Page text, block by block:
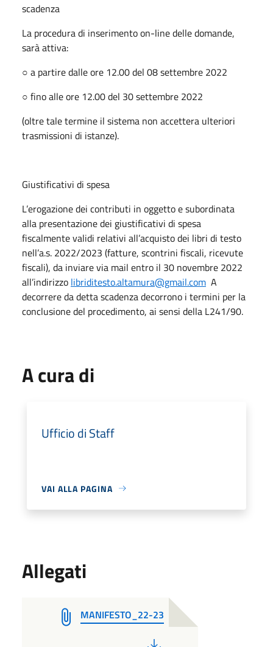
scadenza
La procedura di inserimento on-line delle domande,
sarà attiva:
○ a partire dalle ore 12.00 del 08 settembre 2022
○ fino alle ore 12.00 del 30 settembre 2022
(oltre tale termine il sistema non accettera ulteriori
trasmissioni di istanze).
Giustificativi di spesa
L’erogazione dei contributi in oggetto e subordinata
alla presentazione dei giustificativi di spesa
fiscalmente validi relativi all’acquisto dei libri di testo
nell’a.s. 2022/2023 (fatture, scontrini fiscali, ricevute
fiscali), da inviare via mail entro il 30 novembre 2022
all’indirizzo libriditesto.altamura@gmail.com A
decorrere da detta scadenza decorrono i termini per la
conclusione del procedimento, ai sensi della L241/90.
A cura di
Ufficio di Staff
VAI ALLA PAGINA
Allegati
MANIFESTO_22-23